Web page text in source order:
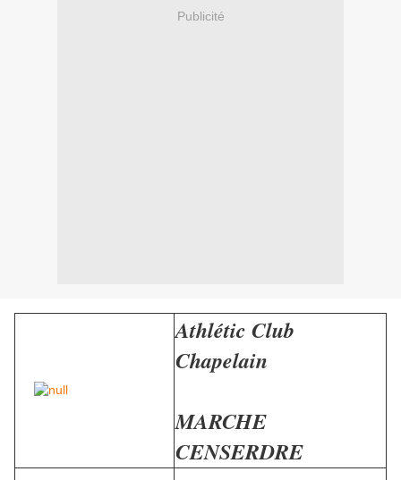
Publicité
Athlétic Club
Chapelain
MARCHE
CENSERDRE